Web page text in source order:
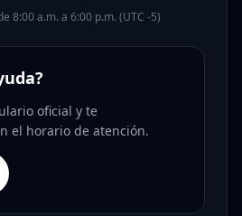
8:00 a.m. a 6:00 p.m. (UTC -5)
oficial y te
el horario de atención.